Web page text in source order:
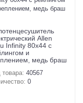
Allen
Infinity 80x44 с
и
медь браш
товара: 40567
0